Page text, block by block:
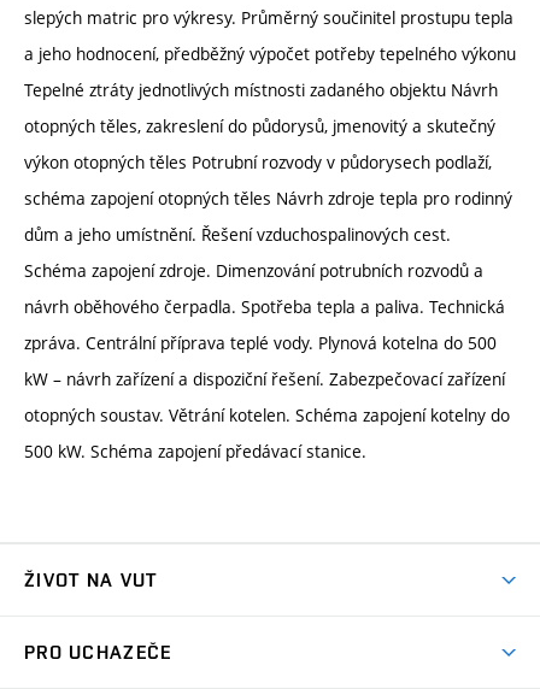
slepých matric pro výkresy. Průměrný součinitel prostupu tepla
a jeho hodnocení, předběžný výpočet potřeby tepelného výkonu
Tepelné ztráty jednotlivých místnosti zadaného objektu Návrh
otopných těles, zakreslení do půdorysů, jmenovitý a skutečný
výkon otopných těles Potrubní rozvody v půdorysech podlaží,
schéma zapojení otopných těles Návrh zdroje tepla pro rodinný
dům a jeho umístnění. Řešení vzduchospalinových cest.
Schéma zapojení zdroje. Dimenzování potrubních rozvodů a
návrh oběhového čerpadla. Spotřeba tepla a paliva. Technická
zpráva. Centrální příprava teplé vody. Plynová kotelna do 500
kW – návrh zařízení a dispoziční řešení. Zabezpečovací zařízení
otopných soustav. Větrání kotelen. Schéma zapojení kotelny do
500 kW. Schéma zapojení předávací stanice.
ŽIVOT NA VUT
PRO UCHAZEČE